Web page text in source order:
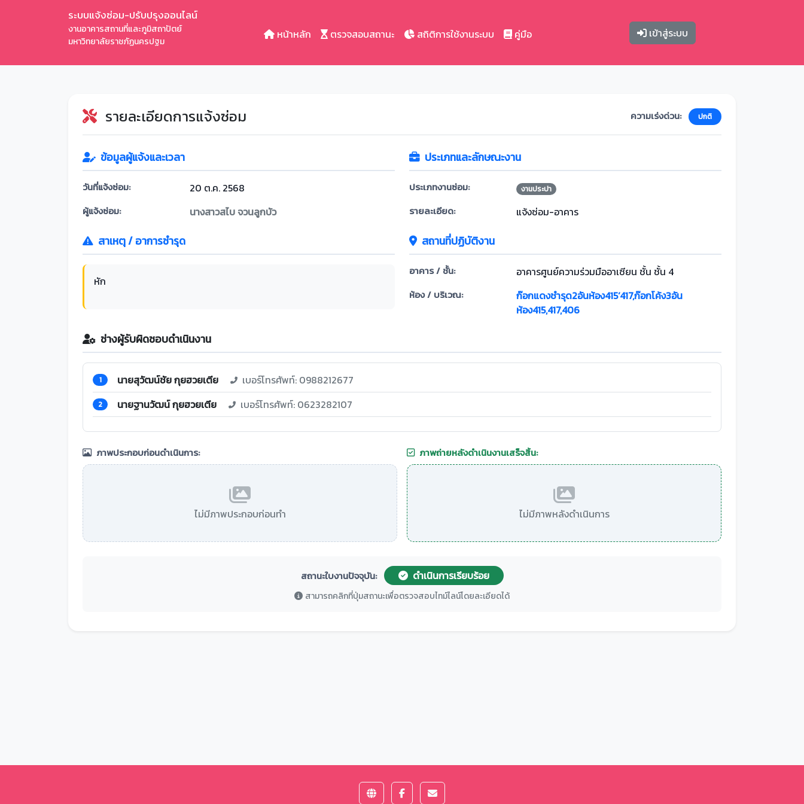
ระบบแจ้งซ่อม-ปรับปรุงออนไลน์
งานอาคารสถานที่และภูมิสถาปัตย์
มหาวิทยาลัยราชภัฏนครปฐม
หน้าหลัก ตรวจสอบสถานะ สถิติการใช้งานระบบ คู่มือ เข้าสู่ระบบ
รายละเอียดการแจ้งซ่อม ความเร่งด่วน: ปกติ
ข้อมูลผู้แจ้งและเวลา
วันที่แจ้งซ่อม: 20 ต.ค. 2568
ผู้แจ้งซ่อม: นางสาวสไบ จวนลูกบัว
ประเภทและลักษณะงาน
ประเภทงานซ่อม: งานประปา
รายละเอียด: แจ้งซ่อม-อาคาร
สาเหตุ / อาการชำรุด
หัก
สถานที่ปฏิบัติงาน
อาคาร / ชั้น: อาคารศูนย์ความร่วมมืออาเซียน ชั้น ชั้น 4
ห้อง / บริเวณ:
ก๊อกแดงชำรุด2อันห้อง415‘417,ก๊อกโค้ง3อัน
ห้อง415,417,406
ช่างผู้รับผิดชอบดำเนินงาน
1 นายสุวัฒน์ชัย กุยฮวยเตีย เบอร์โทรศัพท์: 0988212677
2 นายฐานวัฒน์ กุยฮวยเตีย เบอร์โทรศัพท์: 0623282107
ภาพประกอบก่อนดำเนินการ:
ไม่มีภาพประกอบก่อนทำ
ภาพถ่ายหลังดำเนินงานเสร็จสิ้น:
ไม่มีภาพหลังดำเนินการ
สถานะใบงานปัจจุบัน: ดำเนินการเรียบร้อย
สามารถคลิกที่ปุ่มสถานะเพื่อตรวจสอบไทม์ไลน์โดยละเอียดได้